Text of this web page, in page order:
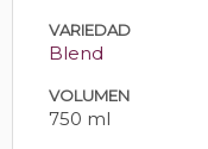
VARIEDAD
Blend
VOLUMEN
750 ml